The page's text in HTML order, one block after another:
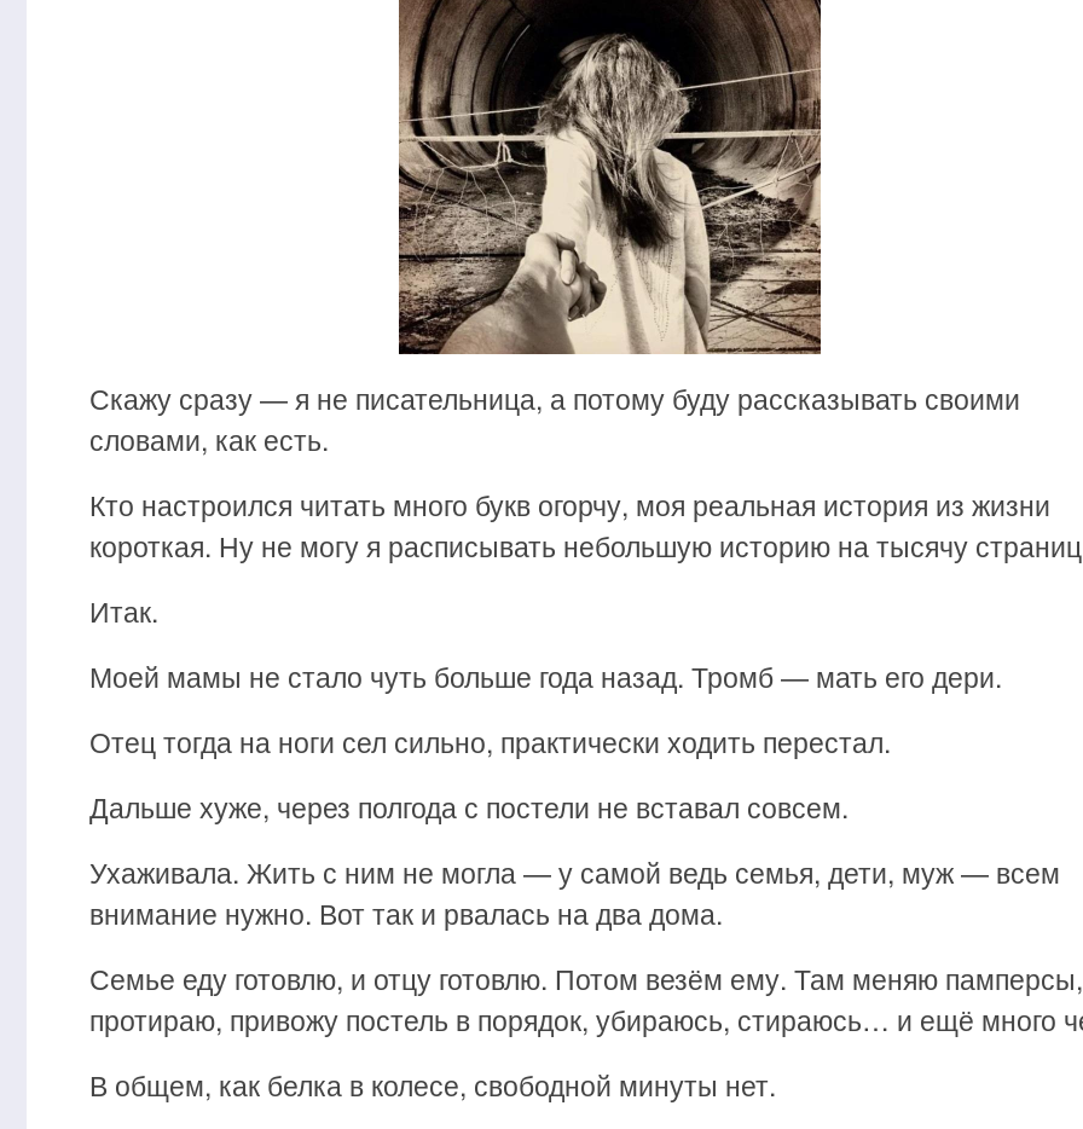
Скажу сразу — я не писательница, а потому буду рассказывать своими
словами, как есть.
Кто настроился читать много букв огорчу, моя реальная история из жизни
короткая. Ну не могу я расписывать небольшую историю на тысячу
Итак.
Моей мамы не стало чуть больше года назад. Тромб — мать его дери.
Отец тогда на ноги сел сильно, практически ходить перестал.
Дальше хуже, через полгода с постели не вставал совсем.
Ухаживала. Жить с ним не могла — у самой ведь семья, дети, муж — всем
внимание нужно. Вот так и рвалась на два дома.
Семье еду готовлю, и отцу готовлю. Потом везём ему. Там меняю памперсы,
протираю, привожу постель в порядок, убираюсь, стираюсь… и ещё много
В общем, как белка в колесе, свободной минуты нет.